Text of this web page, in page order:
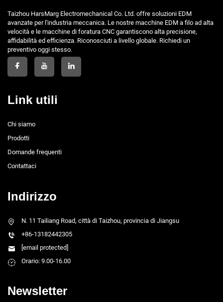
Taizhou HarsMarg Electromechanical Co. Ltd. offre soluzioni EDM
avanzate per l'industria meccanica. Le nostre macchine EDM a filo ad alta
velocità e le macchine di foratura CNC garantiscono alta precisione,
affidabilità ed efficienza. Riconosciuti a livello globale. Richiedi un
preventivo oggi stesso.
Link utili
Chi siamo
Prodotti
Domande frequenti
Contattaci
Indirizzo
N. 11 Tailiang Road, città di Taizhou, provincia di Jiangsu
+86-13182442305
[email protected]
Orario: 9.00-16.00
Newsletter